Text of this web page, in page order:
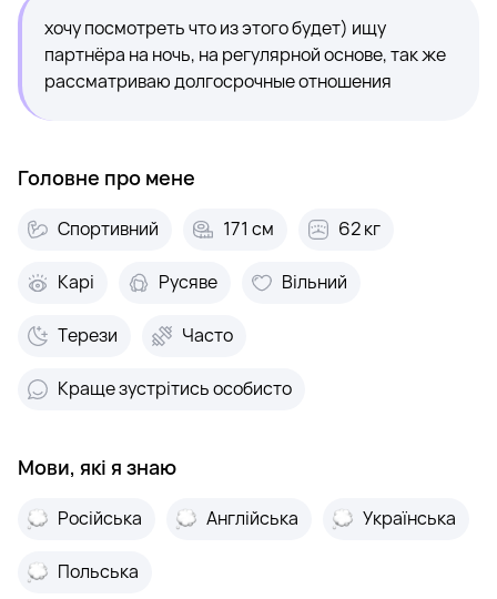
хочу посмотреть что из этого будет) ищу
партнёра на ночь, на регулярной основе, так же
рассматриваю долгосрочные отношения
Головне про мене
Спортивний 171 см 62 кг
Карі Русяве Вільний
Терези Часто
Краще зустрітись особисто
Мови, які я знаю
Російська Англійська Українська
Польська